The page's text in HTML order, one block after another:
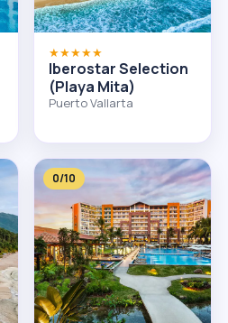
★★★★★
Iberostar Selection
(Playa Mita)
Puerto Vallarta
0/10